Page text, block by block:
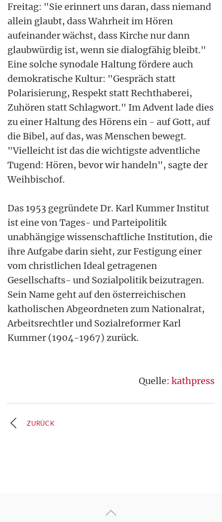
Freitag: "Sie erinnert uns daran, dass niemand
allein glaubt, dass Wahrheit im Hören
aufeinander wächst, dass Kirche nur dann
glaubwürdig ist, wenn sie dialogfähig bleibt."
Eine solche synodale Haltung fördere auch
demokratische Kultur: "Gespräch statt
Polarisierung, Respekt statt Rechthaberei,
Zuhören statt Schlagwort." Im Advent lade dies
zu einer Haltung des Hörens ein - auf Gott, auf
die Bibel, auf das, was Menschen bewegt.
"Vielleicht ist das die wichtigste adventliche
Tugend: Hören, bevor wir handeln", sagte der
Weihbischof.
Das 1953 gegründete Dr. Karl Kummer Institut
ist eine von Tages- und Parteipolitik
unabhängige wissenschaftliche Institution, die
ihre Aufgabe darin sieht, zur Festigung einer
vom christlichen Ideal getragenen
Gesellschafts- und Sozialpolitik beizutragen.
Sein Name geht auf den österreichischen
katholischen Abgeordneten zum Nationalrat,
Arbeitsrechtler und Sozialreformer Karl
Kummer (1904-1967) zurück.
Quelle: kathpress
ZURÜCK